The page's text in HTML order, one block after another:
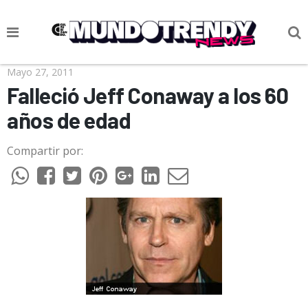
NOTICIAS
CULTURA POP
CIENCIA Y TECNOLOGÍA
VIDA
SOCIEDAD
CULTURIZANDO.COM
Mayo 27, 2011
Falleció Jeff Conaway a los 60
años de edad
Compartir por: